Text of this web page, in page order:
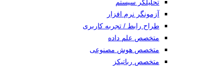
تحلیلگر سیستم
آزمونگر نرم افزار
طراح رابط / تجربه کاربری
متخصص علم داده
متخصص هوش مصنوعی
متخصص رباتیکز